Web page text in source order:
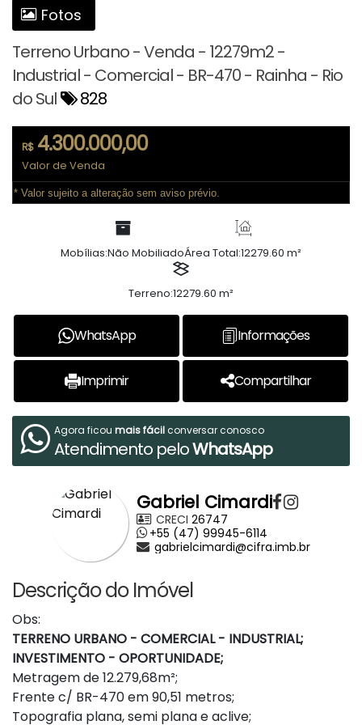
Fotos
Terreno Urbano - Venda - 12279m2 -
Industrial - Comercial - BR-470 - Rainha - Rio
do Sul
828
R$4.300.000,00
Valor de Venda
* Valor sujeito a alteração sem aviso prévio.
Mobílias:Não MobiliadoÁrea Total:12279.60 m²
Terreno:12279.60 m²
WhatsApp Informações
Imprimir Compartilhar
Agora ficou mais fácilconversar conosco
Atendimento peloWhatsApp
Gabriel Cimardi
CRECI 26747
+55 (47) 99945-6114
gabrielcimardi@cifra.imb.br
Descrição do Imóvel
Obs:
TERRENO URBANO - COMERCIAL - INDUSTRIAL;
INVESTIMENTO - OPORTUNIDADE;
Metragem de 12.279,68m²;
Frente c/ BR-470 em 90,51 metros;
Topografia plana, semi plana e aclive;